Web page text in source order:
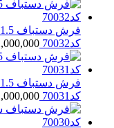
کد70032
کد70031